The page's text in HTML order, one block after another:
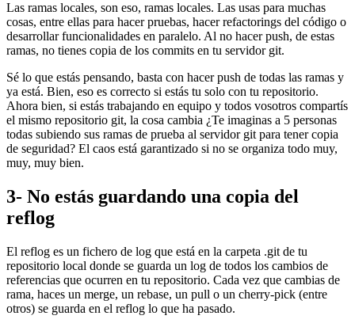
Las ramas locales, son eso, ramas locales. Las usas para muchas
cosas, entre ellas para hacer pruebas, hacer refactorings del código o
desarrollar funcionalidades en paralelo. Al no hacer push, de estas
ramas, no tienes copia de los commits en tu servidor git.
Sé lo que estás pensando, basta con hacer push de todas las ramas y
ya está. Bien, eso es correcto si estás tu solo con tu repositorio.
Ahora bien, si estás trabajando en equipo y todos vosotros compartís
el mismo repositorio git, la cosa cambia ¿Te imaginas a 5 personas
todas subiendo sus ramas de prueba al servidor git para tener copia
de seguridad? El caos está garantizado si no se organiza todo muy,
muy, muy bien.
3- No estás guardando una copia del
reflog
El reflog es un fichero de log que está en la carpeta .git de tu
repositorio local donde se guarda un log de todos los cambios de
referencias que ocurren en tu repositorio. Cada vez que cambias de
rama, haces un merge, un rebase, un pull o un cherry-pick (entre
otros) se guarda en el reflog lo que ha pasado.